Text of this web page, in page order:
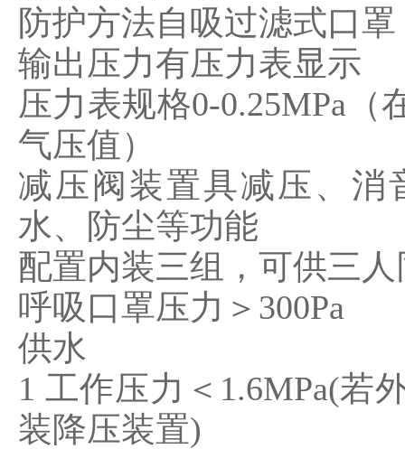
防护方法自吸过滤式口罩
输出压力有压力表显示
压力表规格0-0.25MPa
气压值）
减压阀装置具减压、消
水、防尘等功能
配置内装三组，可供三
呼吸口罩压力＞300Pa
供水
1 工作压力＜1.6MPa(若
装降压装置)